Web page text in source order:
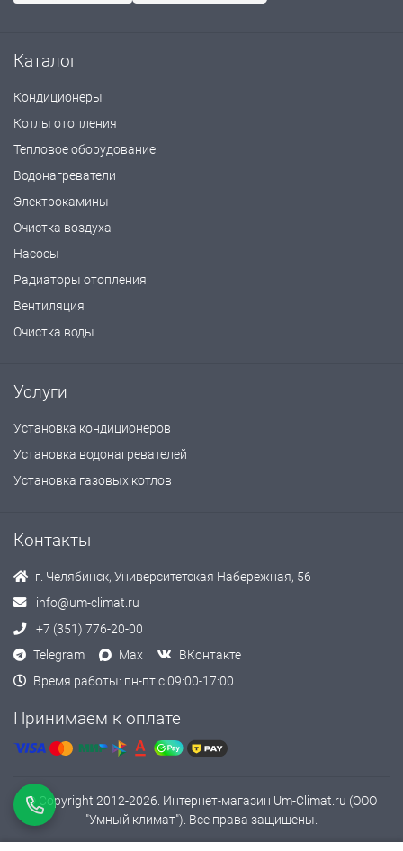
Каталог
Кондиционеры
Котлы отопления
Тепловое оборудование
Водонагреватели
Электрокамины
Очистка воздуха
Насосы
Радиаторы отопления
Вентиляция
Очистка воды
Услуги
Установка кондиционеров
Установка водонагревателей
Установка газовых котлов
Контакты
г. Челябинск, Университетская Набережная, 56
info@um-climat.ru
+7 (351) 776-20-00
Telegram
Max
ВКонтакте
Время работы: пн-пт с 09:00-17:00
Принимаем к оплате
© Copyright 2012-2026. Интернет-магазин Um-Climat.ru (ООО
"Умный климат"). Все права защищены.